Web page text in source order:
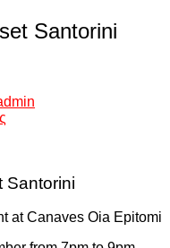
Santorini
Santorini
at Canaves Oia Epitomi